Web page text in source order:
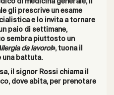
gli prescrive un esame
e lo invita a tornare
paio di settimane,
sembra piuttosto un
da lavoro!», tuona il
una battuta.
il signor Rossi chiama il
dove abita, per prenotare